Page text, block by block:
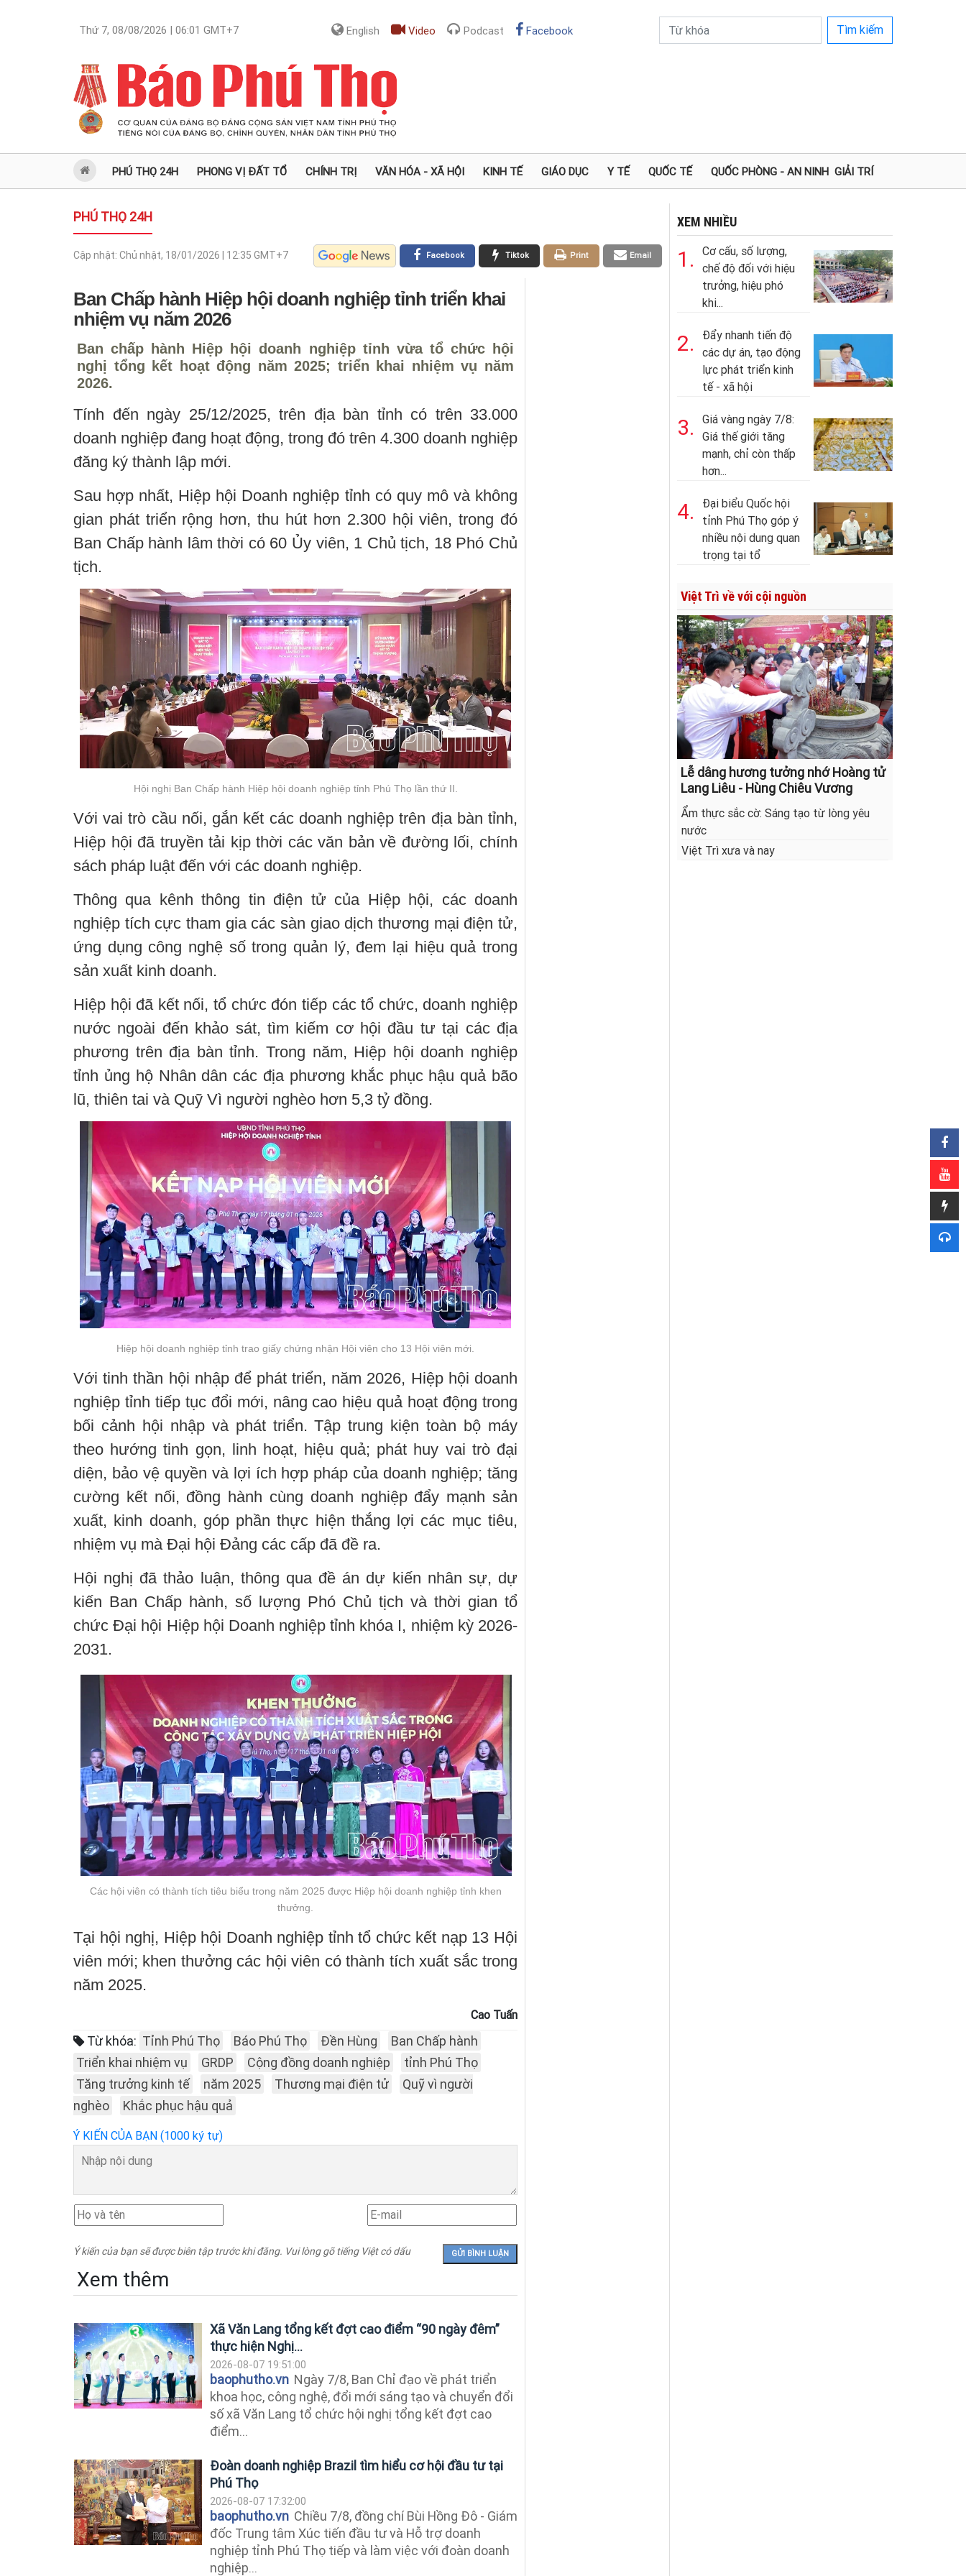
Thứ 7, 08/08/2026 | 06:01 GMT+7 English Video Podcast Facebook Tìm kiếm
PHÚ THỌ 24H PHONG VỊ ĐẤT TỔ CHÍNH TRỊ VĂN HÓA - XÃ HỘI KINH TẾ GIÁO DỤC Y TẾ QUỐC TẾ QUỐC PHÒNG - AN NINH GIẢI TRÍ
PHÚ THỌ 24H
Cập nhật: Chủ nhật, 18/01/2026 | 12:35 GMT+7 Email
Print
Tiktok
Facebook
Ban Chấp hành Hiệp hội doanh nghiệp tỉnh triển khai
nhiệm vụ năm 2026
Ban chấp hành Hiệp hội doanh nghiệp tỉnh vừa tổ chức hội
nghị tổng kết hoạt động năm 2025; triển khai nhiệm vụ năm
2026.
Tính đến ngày 25/12/2025, trên địa bàn tỉnh có trên 33.000
doanh nghiệp đang hoạt động, trong đó trên 4.300 doanh nghiệp
đăng ký thành lập mới.
Sau hợp nhất, Hiệp hội Doanh nghiệp tỉnh có quy mô và không
gian phát triển rộng hơn, thu hút hơn 2.300 hội viên, trong đó
Ban Chấp hành lâm thời có 60 Ủy viên, 1 Chủ tịch, 18 Phó Chủ
tịch.
Hội nghị Ban Chấp hành Hiệp hội doanh nghiệp tỉnh Phú Thọ lần thứ II.
Với vai trò cầu nối, gắn kết các doanh nghiệp trên địa bàn tỉnh,
Hiệp hội đã truyền tải kịp thời các văn bản về đường lối, chính
sách pháp luật đến với các doanh nghiệp.
Thông qua kênh thông tin điện tử của Hiệp hội, các doanh
nghiệp tích cực tham gia các sàn giao dịch thương mại điện tử,
ứng dụng công nghệ số trong quản lý, đem lại hiệu quả trong
sản xuất kinh doanh.
Hiệp hội đã kết nối, tổ chức đón tiếp các tổ chức, doanh nghiệp
nước ngoài đến khảo sát, tìm kiếm cơ hội đầu tư tại các địa
phương trên địa bàn tỉnh. Trong năm, Hiệp hội doanh nghiệp
tỉnh ủng hộ Nhân dân các địa phương khắc phục hậu quả bão
lũ, thiên tai và Quỹ Vì người nghèo hơn 5,3 tỷ đồng.
Hiệp hội doanh nghiệp tỉnh trao giấy chứng nhận Hội viên cho 13 Hội viên mới.
Với tinh thần hội nhập để phát triển, năm 2026, Hiệp hội doanh
nghiệp tỉnh tiếp tục đổi mới, nâng cao hiệu quả hoạt động trong
bối cảnh hội nhập và phát triển. Tập trung kiện toàn bộ máy
theo hướng tinh gọn, linh hoạt, hiệu quả; phát huy vai trò đại
diện, bảo vệ quyền và lợi ích hợp pháp của doanh nghiệp; tăng
cường kết nối, đồng hành cùng doanh nghiệp đẩy mạnh sản
xuất, kinh doanh, góp phần thực hiện thắng lợi các mục tiêu,
nhiệm vụ mà Đại hội Đảng các cấp đã đề ra.
Hội nghị đã thảo luận, thông qua đề án dự kiến nhân sự, dự
kiến Ban Chấp hành, số lượng Phó Chủ tịch và thời gian tổ
chức Đại hội Hiệp hội Doanh nghiệp tỉnh khóa I, nhiệm kỳ 2026-
2031.
Các hội viên có thành tích tiêu biểu trong năm 2025 được Hiệp hội doanh nghiệp tỉnh khen
thưởng.
Tại hội nghị, Hiệp hội Doanh nghiệp tỉnh tổ chức kết nạp 13 Hội
viên mới; khen thưởng các hội viên có thành tích xuất sắc trong
năm 2025.
Cao Tuấn
Từ khóa: Tỉnh Phú Thọ Báo Phú Thọ Đền Hùng
Ban Chấp hành
Triển khai nhiệm vụ
GRDP Cộng đồng doanh nghiệp
tỉnh Phú Thọ
Tăng trưởng kinh tế
năm 2025 Thương mại điện tử
Quỹ vì người
nghèo
Khắc phục hậu quả
Ý KIẾN CỦA BẠN (1000 ký tự)
Ý kiến của bạn sẽ được biên tập trước khi đăng. Vui lòng gõ tiếng Việt có dấu
Xem thêm
Xã Văn Lang tổng kết đợt cao điểm “90 ngày đêm”
thực hiện Nghị...
2026-08-07 19:51:00
baophutho.vn Ngày 7/8, Ban Chỉ đạo về phát triển
khoa học, công nghệ, đổi mới sáng tạo và chuyển đổi
số xã Văn Lang tổ chức hội nghị tổng kết đợt cao
điểm...
Đoàn doanh nghiệp Brazil tìm hiểu cơ hội đầu tư tại
Phú Thọ
2026-08-07 17:32:00
baophutho.vn Chiều 7/8, đồng chí Bùi Hồng Đô - Giám
đốc Trung tâm Xúc tiến đầu tư và Hỗ trợ doanh
nghiệp tỉnh Phú Thọ tiếp và làm việc với đoàn doanh
nghiệp...
XEM NHIỀU
1.
Cơ cấu, số lượng,
chế độ đối với hiệu
trưởng, hiệu phó
khi...
2.
Đẩy nhanh tiến độ
các dự án, tạo động
lực phát triển kinh
tế - xã hội
3.
Giá vàng ngày 7/8:
Giá thế giới tăng
mạnh, chỉ còn thấp
hơn...
4.
Đại biểu Quốc hội
tỉnh Phú Thọ góp ý
nhiều nội dung quan
trọng tại tổ
Việt Trì về với cội nguồn
Lễ dâng hương tưởng nhớ Hoàng tử
Lang Liêu - Hùng Chiêu Vương
Ẩm thực sắc cờ: Sáng tạo từ lòng yêu
nước
Việt Trì xưa và nay